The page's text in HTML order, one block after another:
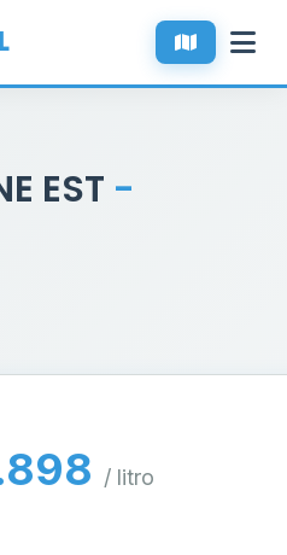
EST -
/ litro